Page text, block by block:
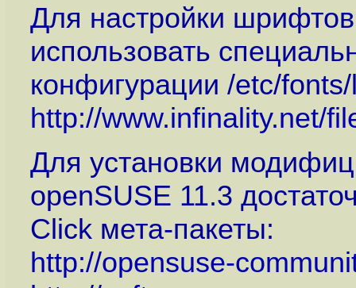
Для настройки
использовать
конфигурации /etc/
http://www.infinality.net/
Для установки
openSUSE 11.3
Click мета-пакеты:
http://opensuse-